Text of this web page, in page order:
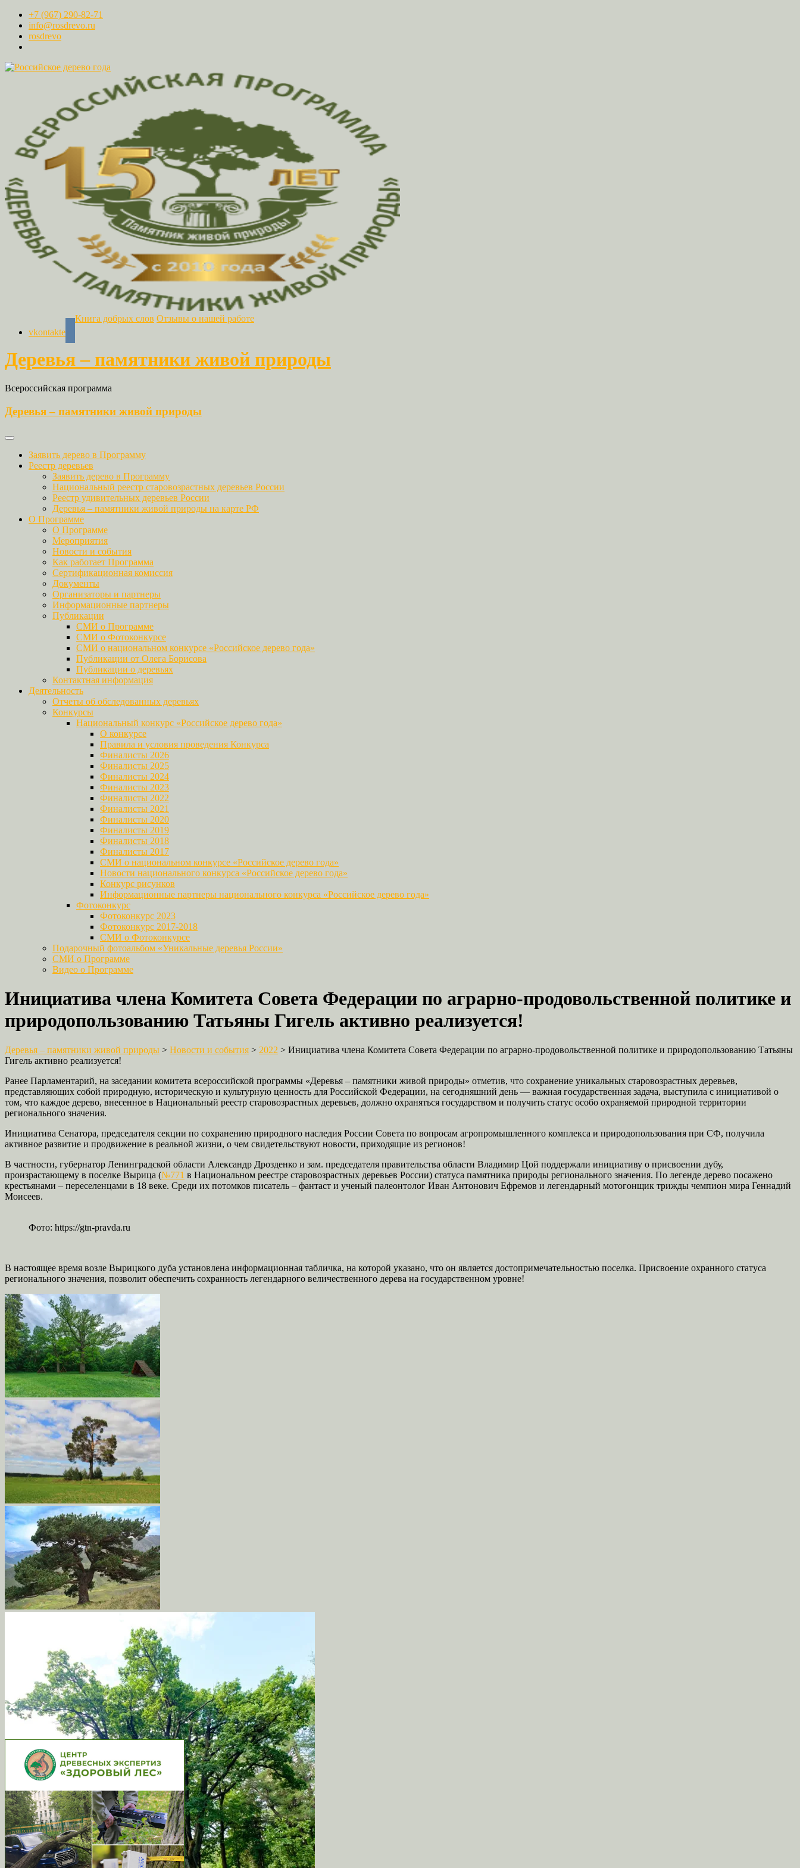
+7 (967) 290-82-71
info@rosdrevo.ru
rosdrevo
vkontakte
Книга добрых слов Отзывы о нашей работе
Деревья – памятники живой природы
Всероссийская программа
Деревья – памятники живой природы
Заявить дерево в Программу
Реестр деревьев
Заявить дерево в Программу
Национальный реестр старовозрастных деревьев России
Реестр удивительных деревьев России
Деревья – памятники живой природы на карте РФ
О Программе
О Программе
Мероприятия
Новости и события
Как работает Программа
Сертификационная комиссия
Документы
Организаторы и партнеры
Информационные партнеры
Публикации
СМИ о Программе
СМИ о Фотоконкурсе
СМИ о национальном конкурсе «Российское дерево года»
Публикации от Олега Борисова
Публикации о деревьях
Контактная информация
Деятельность
Отчеты об обследованных деревьях
Конкурсы
Национальный конкурс «Российское дерево года»
О конкурсе
Правила и условия проведения Конкурса
Финалисты 2026
Финалисты 2025
Финалисты 2024
Финалисты 2023
Финалисты 2022
Финалисты 2021
Финалисты 2020
Финалисты 2019
Финалисты 2018
Финалисты 2017
СМИ о национальном конкурсе «Российское дерево года»
Новости национального конкурса «Российское дерево года»
Конкурс рисунков
Информационные партнеры национального конкурса «Российское дерево года»
Фотоконкурс
Фотоконкурс 2023
Фотоконкурс 2017-2018
СМИ о Фотоконкурсе
Подарочный фотоальбом «Уникальные деревья России»
СМИ о Программе
Видео о Программе
Инициатива члена Комитета Совета Федерации по аграрно-продовольственной политике и
природопользованию Татьяны Гигель активно реализуется!
Деревья – памятники живой природы > Новости и события > 2022 > Инициатива члена Комитета Совета Федерации по аграрно-продовольственной политике и природопользованию Татьяны
Гигель активно реализуется!
Ранее Парламентарий, на заседании комитета всероссийской программы «Деревья – памятники живой природы» отметив, что сохранение уникальных старовозрастных деревьев,
представляющих собой природную, историческую и культурную ценность для Российской Федерации, на сегодняшний день — важная государственная задача, выступила с инициативой о
том, что каждое дерево, внесенное в Национальный реестр старовозрастных деревьев, должно охраняться государством и получить статус особо охраняемой природной территории
регионального значения.
Инициатива Сенатора, председателя секции по сохранению природного наследия России Совета по вопросам агропромышленного комплекса и природопользования при СФ, получила
активное развитие и продвижение в реальной жизни, о чем свидетельствуют новости, приходящие из регионов!
В частности, губернатор Ленинградской области Александр Дрозденко и зам. председателя правительства области Владимир Цой поддержали инициативу о присвоении дубу,
произрастающему в поселке Вырица (№771 в Национальном реестре старовозрастных деревьев России) статуса памятника природы регионального значения. По легенде дерево посажено
крестьянами – переселенцами в 18 веке. Среди их потомков писатель – фантаст и ученый палеонтолог Иван Антонович Ефремов и легендарный мотогонщик трижды чемпион мира Геннадий
Моисеев.
Фото: https://gtn-pravda.ru
В настоящее время возле Вырицкого дуба установлена информационная табличка, на которой указано, что он является достопримечательностью поселка. Присвоение охранного статуса
регионального значения, позволит обеспечить сохранность легендарного величественного дерева на государственном уровне!
VK
Odnoklassniki